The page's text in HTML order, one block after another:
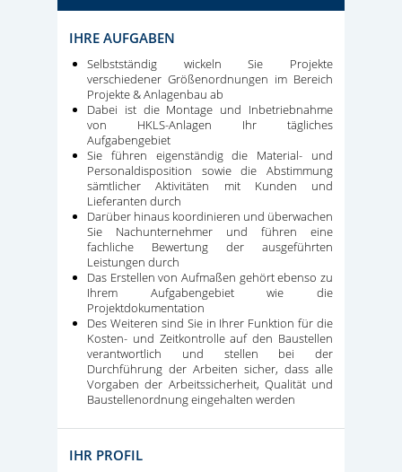
IHRE AUFGABEN
Selbstständig wickeln Sie Projekte
verschiedener Größenordnungen im Bereich
Projekte & Anlagenbau ab
Dabei ist die Montage und Inbetriebnahme
von HKLS-Anlagen Ihr tägliches
Aufgabengebiet
Sie führen eigenständig die Material- und
Personaldisposition sowie die Abstimmung
sämtlicher Aktivitäten mit Kunden und
Lieferanten durch
Darüber hinaus koordinieren und überwachen
Sie Nachunternehmer und führen eine
fachliche Bewertung der ausgeführten
Leistungen durch
Das Erstellen von Aufmaßen gehört ebenso zu
Ihrem Aufgabengebiet wie die
Projektdokumentation
Des Weiteren sind Sie in Ihrer Funktion für die
Kosten- und Zeitkontrolle auf den Baustellen
verantwortlich und stellen bei der
Durchführung der Arbeiten sicher, dass alle
Vorgaben der Arbeitssicherheit, Qualität und
Baustellenordnung eingehalten werden
IHR PROFIL